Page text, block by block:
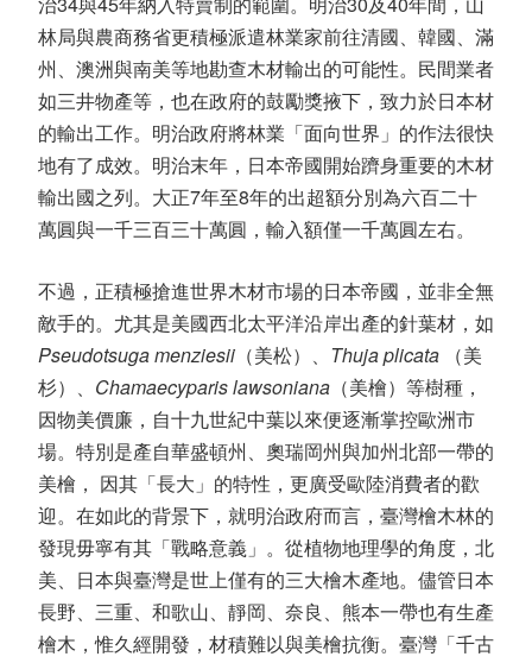
林局與農商務省更積極派遣林業家前往清國、韓國、滿
州、澳洲與南美等地勘查木材輸出的可能性。民間業者
如三井物產等，也在政府的鼓勵獎掖下，致力於日本材
的輸出工作。明治政府將林業「面向世界」的作法很快
地有了成效。明治末年，日本帝國開始躋身重要的木材
輸出國之列。大正7年至8年的出超額分別為六百二十
萬圓與一千三百三十萬圓，輸入額僅一千萬圓左右。
不過，正積極搶進世界木材市場的日本帝國，並非全無
敵手的。尤其是美國西北太平洋沿岸出產的針葉材，如
Pseudotsuga menziesii （美松）、 Thuja plicata
（美
杉）、 Chamaecyparis lawsoniana （美檜）等樹種，
因物美價廉，自十九世紀中葉以來便逐漸掌控歐洲市
場。特別是產自華盛頓州、奧瑞岡州與加州北部一帶的
美檜， 因其「長大」的特性，更廣受歐陸消費者的歡
迎。在如此的背景下，就明治政府而言，臺灣檜木林的
發現毋寧有其「戰略意義」。從植物地理學的角度，北
美、日本與臺灣是世上僅有的三大檜木產地。儘管日本
長野、三重、和歌山、靜岡、奈良、熊本一帶也有生產
檜木，惟久經開發，材積難以與美檜抗衡。臺灣「千古